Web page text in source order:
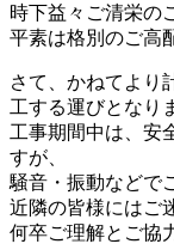
時下益々ご清栄の
平素は格別のご高
さて、かねてより
工する運びとなり
工事期間中は、安
すが、
騒音・振動などで
近隣の皆様にはご
何卒ご理解とご協